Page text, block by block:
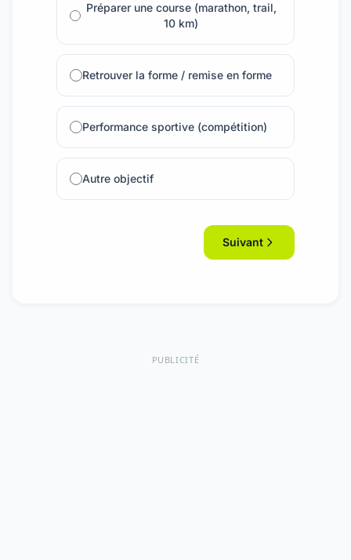
Préparer une course (marathon, trail,
10 km)
Retrouver la forme / remise en forme
Performance sportive (compétition)
Autre objectif
Suivant
PUBLICITÉ